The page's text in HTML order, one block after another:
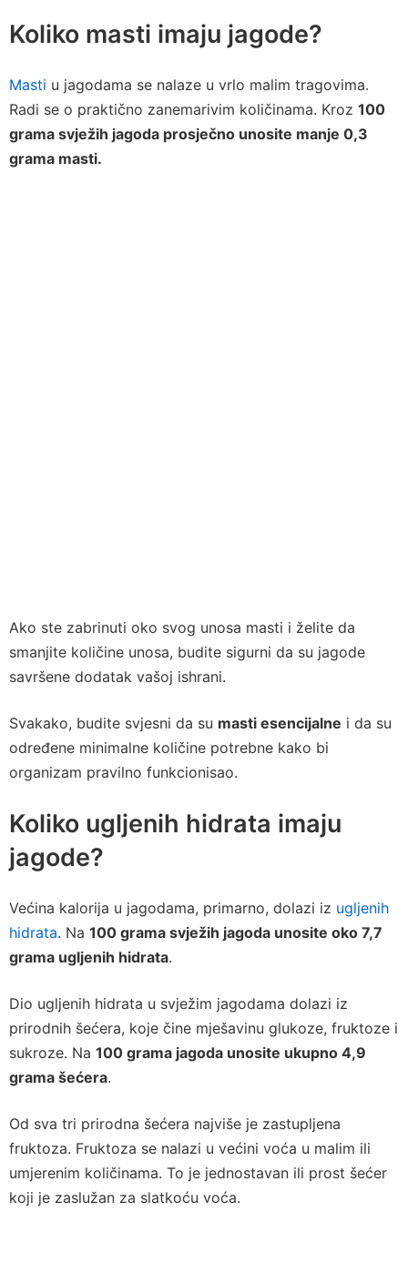
Koliko masti imaju jagode?
Masti u jagodama se nalaze u vrlo malim tragovima.
Radi se o praktično zanemarivim količinama. Kroz 100
grama svježih jagoda prosječno unosite manje 0,3
grama masti.
Ako ste zabrinuti oko svog unosa masti i želite da
smanjite količine unosa, budite sigurni da su jagode
savršene dodatak vašoj ishrani.
Svakako, budite svjesni da su masti esencijalne i da su
određene minimalne količine potrebne kako bi
organizam pravilno funkcionisao.
Koliko ugljenih hidrata imaju
jagode?
Većina kalorija u jagodama, primarno, dolazi iz ugljenih
hidrata. Na 100 grama svježih jagoda unosite oko 7,7
grama ugljenih hidrata.
Dio ugljenih hidrata u svježim jagodama dolazi iz
prirodnih šećera, koje čine mješavinu glukoze, fruktoze i
sukroze. Na 100 grama jagoda unosite ukupno 4,9
grama šećera.
Od sva tri prirodna šećera najviše je zastupljena
fruktoza. Fruktoza se nalazi u većini voća u malim ili
umjerenim količinama. To je jednostavan ili prost šećer
koji je zaslužan za slatkoću voća.